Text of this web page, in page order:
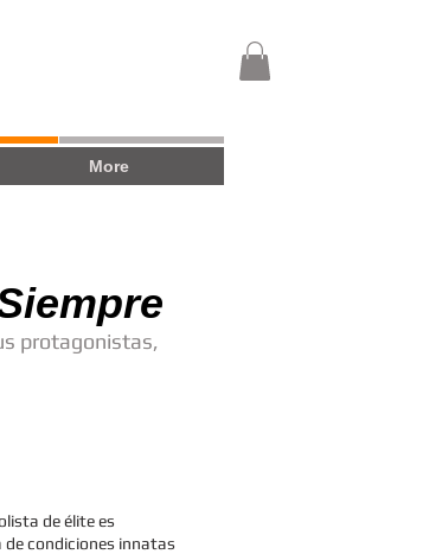
More
protagonistas,
de fotos.
de élite es
de condiciones innatas